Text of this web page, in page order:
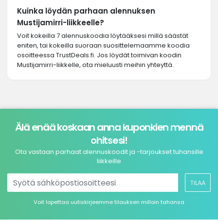
Kuinka löydän parhaan alennuksen
Mustijamirri-liikkeelle?
Voit kokeilla 7 alennuskoodia löytääksesi millä säästät
eniten, tai kokeilla suoraan suosittelemaamme koodia
osoitteessa TrustDeals.fi. Jos löydät toimivan koodin
Mustijamirri-liikkelle, ota mieluusti meihin yhteyttä.
Älä enää koskaan anna kuponkien mennä
ohitsesi!
Ota vastaan parhaat alennuskoodit ja -tarjoukset tuhansille
liikkeille
TILAA
Voit lopettaa uutiskirjeemme tilauksen milloin tahansa